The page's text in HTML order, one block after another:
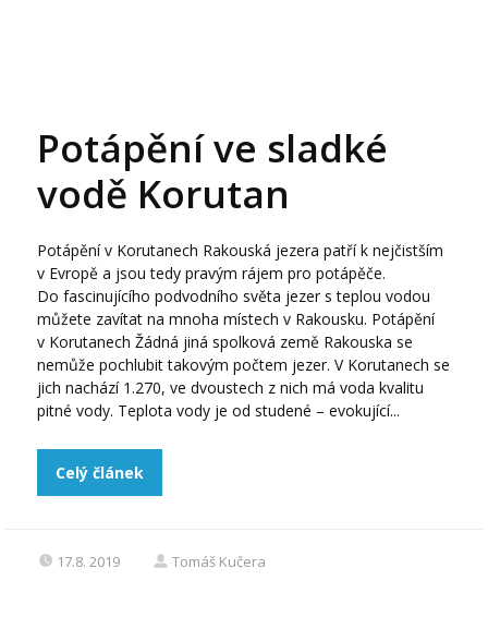
Potápění ve sladké
vodě Korutan
Potápění v Korutanech Rakouská jezera patří k nejčistším
v Evropě a jsou tedy pravým rájem pro potápěče.
Do fascinujícího podvodního světa jezer s teplou vodou
můžete zavítat na mnoha místech v Rakousku. Potápění
v Korutanech Žádná jiná spolková země Rakouska se
nemůže pochlubit takovým počtem jezer. V Korutanech se
jich nachází 1.270, ve dvoustech z nich má voda kvalitu
pitné vody. Teplota vody je od studené – evokující...
Celý článek
17.8. 2019 Tomáš Kučera